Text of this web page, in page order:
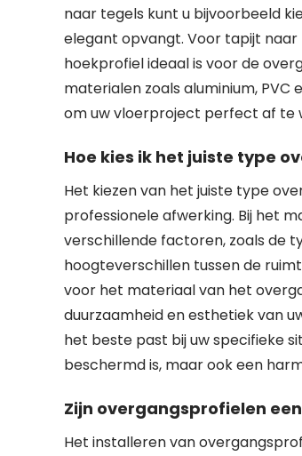
naar tegels kunt u bijvoorbeeld
elegant opvangt. Voor tapijt
hoekprofiel ideaal is voor de
materialen zoals aluminium,
om uw vloerproject perfect af te
Hoe kies ik het juiste type
Het kiezen van het juiste type
professionele afwerking. Bij het
verschillende factoren, zoals de
hoogteverschillen tussen de
voor het materiaal van het
duurzaamheid en esthetiek van
het beste past bij uw specifieke
beschermd is, maar ook een
Zijn overgangsprofielen
Het installeren van